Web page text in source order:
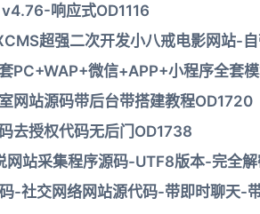
响应式OD1116
超强二次开发小八戒电影网站-
PC+WAP+微信+APP+小程序全套
网站源码带后台带搭建教程OD1720
去授权代码无后门OD1738
网站采集程序源码-UTF8版本-完全
-社交网络网站源代码-带即时聊天-